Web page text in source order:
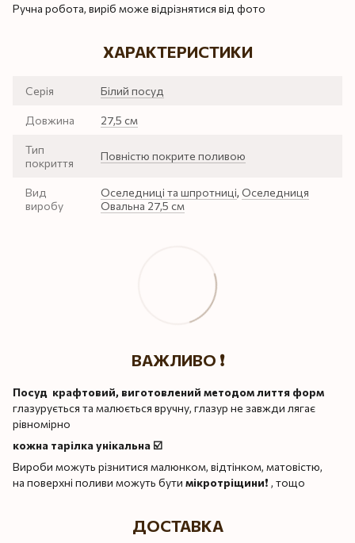
Ручна робота, виріб може відрізнятися від фото
ХАРАКТЕРИСТИКИ
Серія Білий посуд
Довжина 27,5 см
Тип
покриття
Повністю покрите поливою
Вид
виробу
Оселедниці та шпротниці, Оселедниця
Овальна 27,5 см
ВАЖЛИВО ❗️
Посуд крафтовий, виготовлений методом лиття форм
глазурується та малюється вручну, глазур не завжди лягає
рівномірно
кожна тарілка унікальна ☑️
Вироби можуть різнитися малюнком, відтінком, матовістю,
на поверхні поливи можуть бути мікротріщини❗️ , тощо
ДОСТАВКА